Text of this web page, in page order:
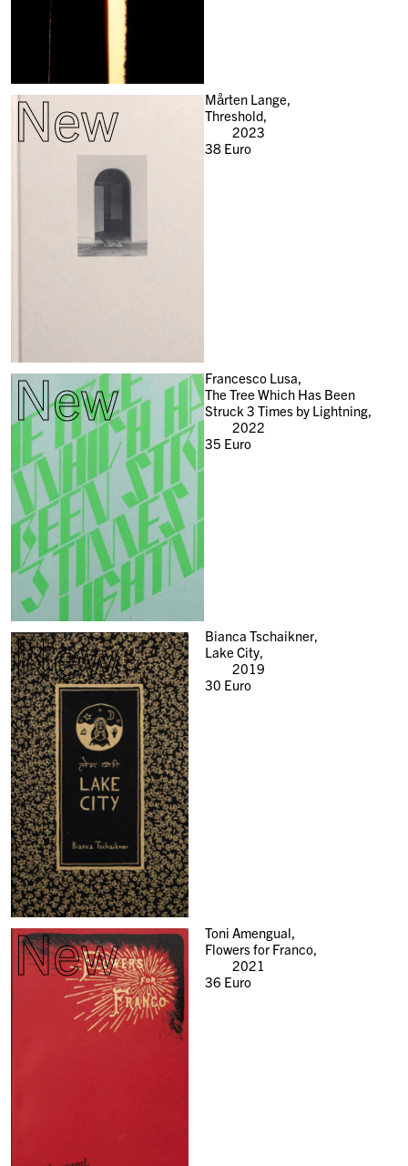
New
Mårten Lange,
Threshold,
2023
38Euro
New
Francesco Lusa,
The Tree Which Has Been
Struck 3 Times by Lightning,
2022
35 Euro
New
Bianca Tschaikner,
Lake City,
2019
30 Euro
New
Toni Amengual,
Flowers for Franco,
2021
36 Euro